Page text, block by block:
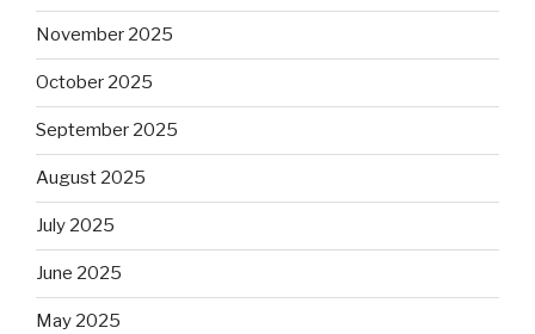
November 2025
October 2025
September 2025
August 2025
July 2025
June 2025
May 2025